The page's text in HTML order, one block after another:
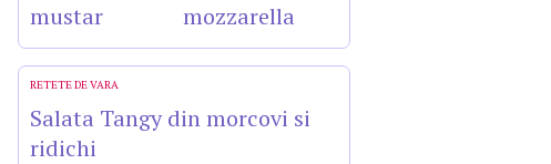
mustar
mozzarella
RETETE DE VARA
Salata Tangy din morcovi si
ridichi